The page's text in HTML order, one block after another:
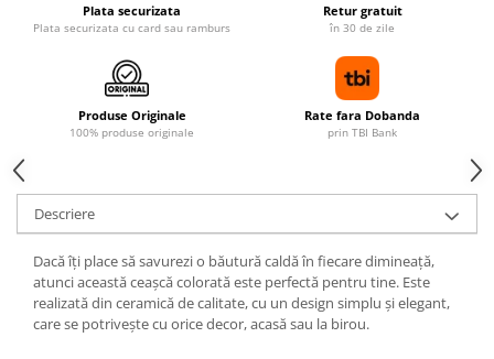
Plata securizata
Plata securizata cu card sau ramburs
Retur gratuit
în 30 de zile
Produse Originale
100% produse originale
Rate fara Dobanda
prin TBI Bank
Descriere
Dacă îți place să savurezi o băutură caldă în fiecare dimineață,
atunci această ceașcă colorată este perfectă pentru tine. Este
realizată din ceramică de calitate, cu un design simplu și elegant,
care se potrivește cu orice decor, acasă sau la birou.